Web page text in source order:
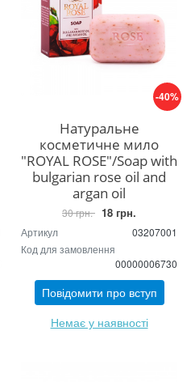
-40%
Натуральне
косметичне мило
"ROYAL ROSE"/Soap with
bulgarian rose oil and
argan oil
30 грн. 18 грн.
Артикул
03207001
Код для замовлення
00000006730
Повідомити про вступ
Немає у наявності